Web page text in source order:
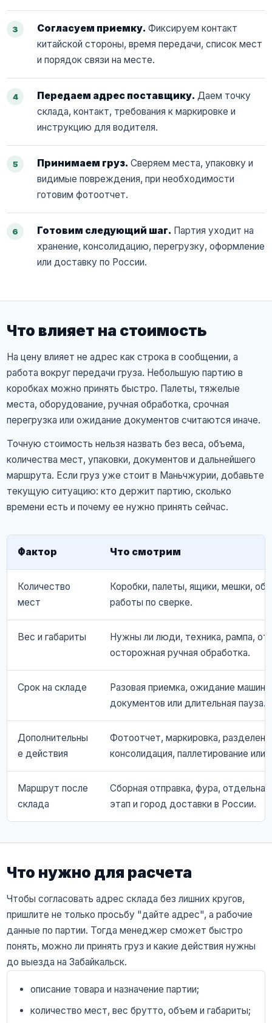
Согласуем приемку. Фиксируем контакт
китайской стороны, время передачи, список мест
и порядок связи на месте.
Передаем адрес поставщику. Даем точку
склада, контакт, требования к маркировке и
инструкцию для водителя.
Принимаем груз. Сверяем места, упаковку и
видимые повреждения, при необходимости
готовим фотоотчет.
Готовим следующий шаг. Партия уходит на
хранение, консолидацию, перегрузку, оформление
или доставку по России.
Что влияет на стоимость
На цену влияет не адрес как строка в сообщении, а
работа вокруг передачи груза. Небольшую партию в
коробках можно принять быстро. Палеты, тяжелые
места, оборудование, ручная обработка, срочная
перегрузка или ожидание документов считаются иначе.
Точную стоимость нельзя назвать без веса, объема,
количества мест, упаковки, документов и дальнейшего
маршрута. Если груз уже стоит в Маньчжурии, добавьте
текущую ситуацию: кто держит партию, сколько
времени есть и почему ее нужно принять сейчас.
Фактор Что смотрим
Количество
мест
Коробки, палеты, ящики, мешки,
работы по сверке.
Вес и габариты
Нужны ли люди, техника, рампа,
осторожная ручная обработка.
Срок на складе
Разовая приемка, ожидание
документов или длительная пауза.
Дополнительны
е действия
Фотоотчет, маркировка,
консолидация, паллетирование или
Маршрут после
склада
Сборная отправка, фура,
этап и город доставки в России.
Что нужно для расчета
Чтобы согласовать адрес склада без лишних кругов,
пришлите не только просьбу "дайте адрес", а рабочие
данные по партии. Тогда менеджер сможет быстро
понять, можно ли принять груз и какие действия нужны
до выезда на Забайкальск.
описание товара и назначение партии;
количество мест, вес брутто, объем и габариты;